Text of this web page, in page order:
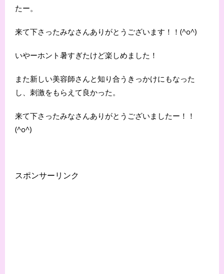
たー。
来て下さったみなさんありがとうございます！！(^o^)
いやーホント暑すぎたけど楽しめました！
また新しい美容師さんと知り合うきっかけにもなった
し、刺激をもらえて良かった。
来て下さったみなさんありがとうございましたー！！
(^o^)
スポンサーリンク